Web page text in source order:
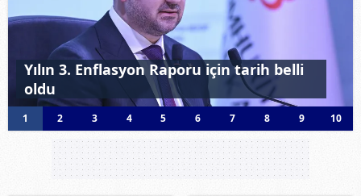
Yılın 3. Enflasyon Raporu için tarih belli
oldu
1 2 3 4 5 6 7 8 9 10